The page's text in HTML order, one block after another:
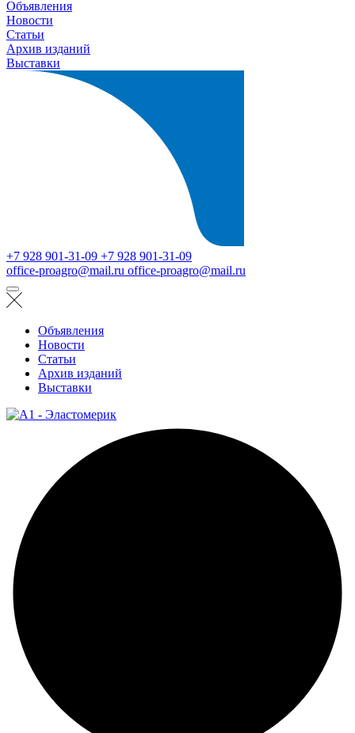
Объявления
Новости
Статьи
Архив изданий
Выставки
+7 928 901-31-09 +7 928 901-31-09
office-proagro@mail.ru office-proagro@mail.ru
Объявления
Новости
Статьи
Архив изданий
Выставки